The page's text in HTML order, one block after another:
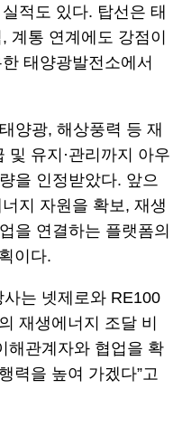
적도 있다. 탑선은 태
계통 연계에도 강점이
태양광발전소에서
양광, 해상풍력 등 재
및 유지·관리까지 아우
을 인정받았다. 앞으
지 자원을 확보, 재생
을 연결하는 플랫폼의
이다.
는 넷제로와 RE100
재생에너지 조달 비
해관계자와 협업을 확
력을 높여 가겠다”고